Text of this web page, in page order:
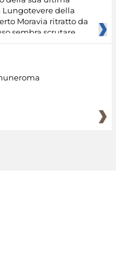
della
Moravia ritratto da
sembra scrutare